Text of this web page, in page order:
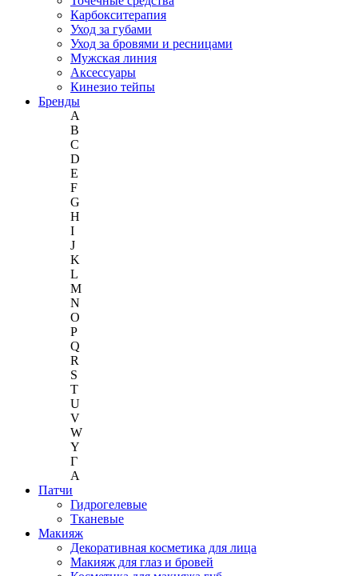
Карбокситерапия
Уход за губами
Уход за бровями и ресницами
Мужская линия
Аксессуары
Кинезио тейпы
Бренды
A
B
C
D
E
F
G
H
I
J
K
L
M
N
O
P
Q
R
S
T
U
V
W
Y
Г
A
Патчи
Гидрогелевые
Тканевые
Макияж
Декоративная косметика для лица
Макияж для глаз и бровей